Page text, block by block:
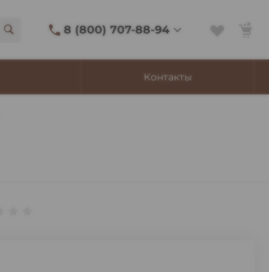
8 (800) 707-88-94
8 (800) 707-88-94
Адмирала Фокина, 8
Контакты